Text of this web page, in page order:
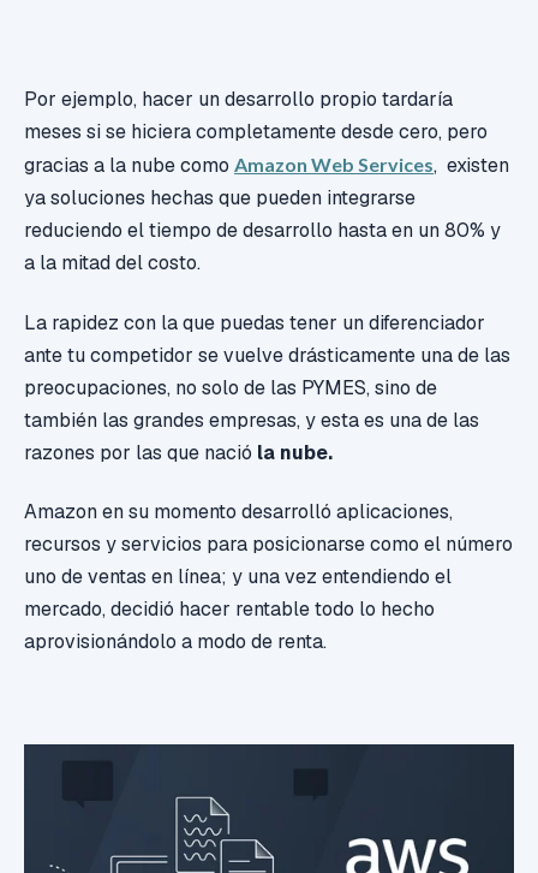
Por ejemplo, hacer un desarrollo propio tardaría
meses si se hiciera completamente desde cero, pero
gracias a la nube como Amazon Web Services, existen
ya soluciones hechas que pueden integrarse
reduciendo el tiempo de desarrollo hasta en un 80% y
a la mitad del costo.
La rapidez con la que puedas tener un diferenciador
ante tu competidor se vuelve drásticamente una de las
preocupaciones, no solo de las PYMES, sino de
también las grandes empresas, y esta es una de las
razones por las que nació la nube.
Amazon en su momento desarrolló aplicaciones,
recursos y servicios para posicionarse como el número
uno de ventas en línea; y una vez entendiendo el
mercado, decidió hacer rentable todo lo hecho
aprovisionándolo a modo de renta.